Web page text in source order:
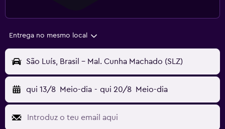
Entrega no mesmo local
São Luís, Brasil - Mal. Cunha Machado (SLZ)
qui 13/8 Meio-dia - qui 20/8 Meio-dia